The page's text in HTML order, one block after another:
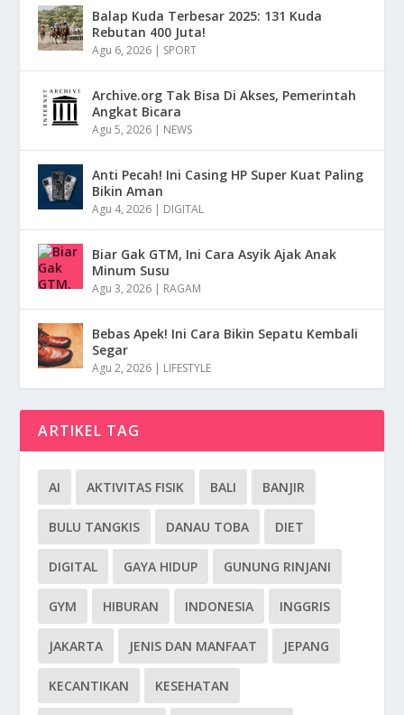
Balap Kuda Terbesar 2025: 131 Kuda
Rebutan 400 Juta!
Agu 6, 2026 | SPORT
Archive.org Tak Bisa Di Akses, Pemerintah
Angkat Bicara
Agu 5, 2026 | NEWS
Anti Pecah! Ini Casing HP Super Kuat Paling
Bikin Aman
Agu 4, 2026 | DIGITAL
Biar Gak GTM, Ini Cara Asyik Ajak Anak
Minum Susu
Agu 3, 2026 | RAGAM
Bebas Apek! Ini Cara Bikin Sepatu Kembali
Segar
Agu 2, 2026 | LIFESTYLE
ARTIKEL TAG
AI AKTIVITAS FISIK BALI BANJIR
BULU TANGKIS DANAU TOBA DIET
DIGITAL GAYA HIDUP GUNUNG RINJANI
GYM HIBURAN INDONESIA INGGRIS
JAKARTA JENIS DAN MANFAAT JEPANG
KECANTIKAN KESEHATAN